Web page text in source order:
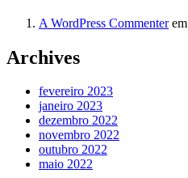
A WordPress Commenterem
Archives
fevereiro 2023
janeiro 2023
dezembro 2022
novembro 2022
outubro 2022
maio 2022